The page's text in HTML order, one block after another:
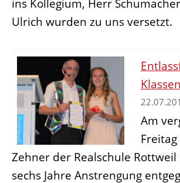
ins Kollegium, Herr
Ulrich wurden zu uns versetzt.
Am
Zehner der Realschule
sechs Jahre Anstrengung